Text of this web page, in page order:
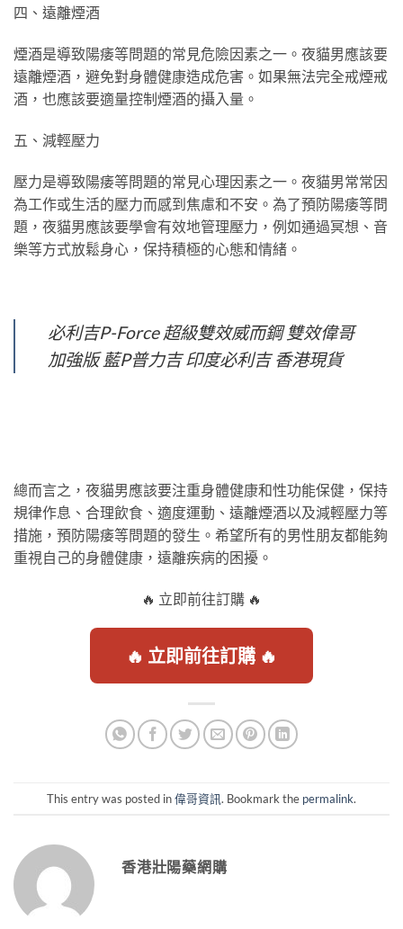
四、遠離煙酒
煙酒是導致陽痿等問題的常見危險因素之一。夜貓男應該要
遠離煙酒，避免對身體健康造成危害。如果無法完全戒煙戒
酒，也應該要適量控制煙酒的攝入量。
五、減輕壓力
壓力是導致陽痿等問題的常見心理因素之一。夜貓男常常因
為工作或生活的壓力而感到焦慮和不安。為了預防陽痿等問
題，夜貓男應該要學會有效地管理壓力，例如通過冥想、音
樂等方式放鬆身心，保持積極的心態和情緒。
必利吉P-Force 超級雙效威而鋼 雙效偉哥
加強版 藍P普力吉 印度必利吉 香港現貨
總而言之，夜貓男應該要注重身體健康和性功能保健，保持
規律作息、合理飲食、適度運動、遠離煙酒以及減輕壓力等
措施，預防陽痿等問題的發生。希望所有的男性朋友都能夠
重視自己的身體健康，遠離疾病的困擾。
🔥 立即前往訂購 🔥
🔥 立即前往訂購 🔥
This entry was posted in偉哥資訊. Bookmark the permalink.
香港壯陽藥網購